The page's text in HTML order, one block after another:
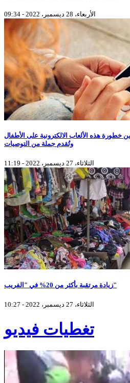
الأربعاء، 28 ديسمبر، 2022 - 09:34
خطورة هذه الألعاب الالكترونية على الأطفال
وتُقدم جملة من التوصيات
الثلاثاء، 27 ديسمبر، 2022 - 11:19
زيادة مرتقبة بأكثر من 20% في "الفريب"
الثلاثاء، 27 ديسمبر، 2022 - 10:27
تغطيات فيديو